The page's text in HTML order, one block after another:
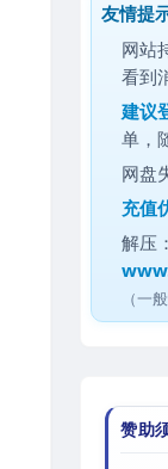
友情提
网站
看到
建议
单，
网盘
充值
解压
（一
赞助